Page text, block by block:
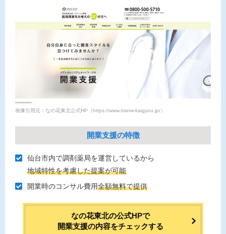
画像引用元：なの花東北公式HP（https://www.msnw-kaigyou.jp/）
開業支援の特徴
仙台市内で調剤薬局を運営しているから
地域特性を考慮した提案が可能
開業時のコンサル費⽤全額無料で提供
なの花東北の公式HPで
開業支援の内容をチェックする